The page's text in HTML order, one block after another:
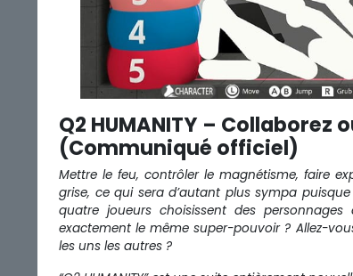
Q2 HUMANITY –
(Communiqué officiel)
Mettre le feu, contrôler le magnétisme, faire
grise, ce qui sera d’autant plus sympa
quatre joueurs choisissent des
exactement le même super-pouvoir ? Allez-
les uns les autres ?